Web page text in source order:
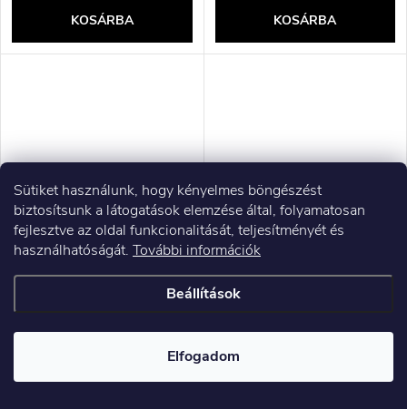
Sütiket használunk, hogy kényelmes böngészést
biztosítsunk a látogatások elemzése által, folyamatosan
fejlesztve az oldal funkcionalitását, teljesítményét és
használhatóságát. További információk
Beállítások
Elfogadom
KOSÁRBA KOSÁRBA
ARGB White Edition
231 741 Ft
ARGB Fehér - Minden az
egyben vízhűtéses, 12 cm
Raktáron